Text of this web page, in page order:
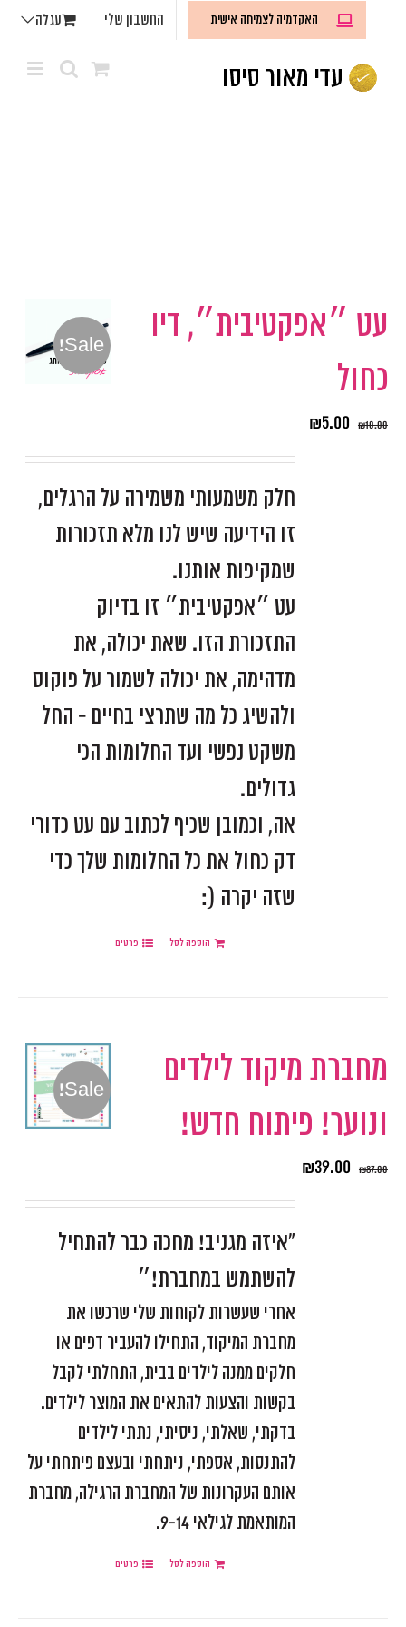
האקדמיה לצמיחה אישית החשבון שלי עגלה
Sale!
עט ״אפקטיבית״, דיו
כחול
₪10.00
₪5.00
חלק משמעותי משמירה על הרגלים,
זו הידיעה שיש לנו מלא תזכורות
שמקיפות אותנו.
עט ״אפקטיבית״ זו בדיוק
התזכורת הזו. שאת יכולה, את
מדהימה, את יכולה לשמור על פוקוס
ולהשיג כל מה שתרצי בחיים - החל
משקט נפשי ועד החלומות הכי
גדולים.
אה, וכמובן שכיף לכתוב עם עט כדורי
דק כחול את כל החלומות שלך כדי
שזה יקרה (:
הוספה לסל פרטים
Sale!
מחברת מיקוד לילדים
ונוער! פיתוח חדש!
₪87.00
₪39.00
"איזה מגניב! מחכה כבר להתחיל
להשתמש במחברת!״
אחרי שעשרות לקוחות שלי שרכשו את
מחברת המיקוד, התחילו להעביר דפים או
חלקים ממנה לילדים בבית, התחלתי לקבל
בקשות והצעות להתאים את המוצר לילדים.
בדקתי, שאלתי, ניסיתי, נתתי לילדים
להתנסות, אספתי, ניתחתי ובעצם פיתחתי על
אותם העקרונות של המחברת הרגילה, מחברת
המותאמת לגילאי 9-14.
הוספה לסל פרטים